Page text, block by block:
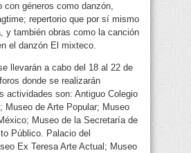
con géneros como danzón,
repertorio que por sí mismo
y también obras como la canción
el danzón El mixteco.
llevarán a cabo del 18 al 22 de
donde se realizarán
actividades son: Antiguo Colegio
Museo de Arte Popular; Museo
Museo de la Secretaría de
Público. Palacio del
Ex Teresa Arte Actual; Museo